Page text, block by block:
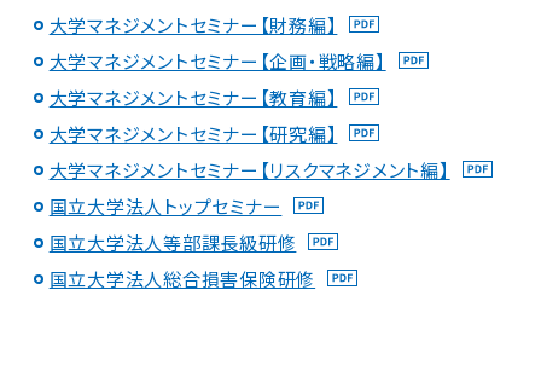
大学マネジメントセミナー【財務編】
大学マネジメントセミナー【企画・戦略編】
大学マネジメントセミナー【教育編】
大学マネジメントセミナー【研究編】
大学マネジメントセミナー【リスクマネジメント編】
国立大学法人トップセミナー
国立大学法人等部課長級研修
国立大学法人総合損害保険研修